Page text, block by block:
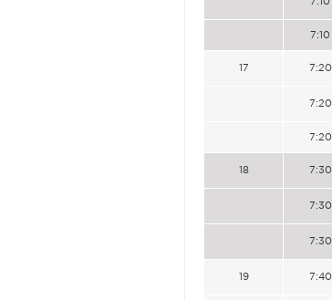
7:10
17 7:20
7:20
7:20
18 7:30
7:30
7:30
19 7:40